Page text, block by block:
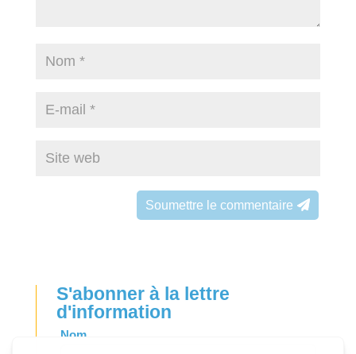
Soumettre le commentaire
S'abonner à la lettre
d'information
Leave
Nom